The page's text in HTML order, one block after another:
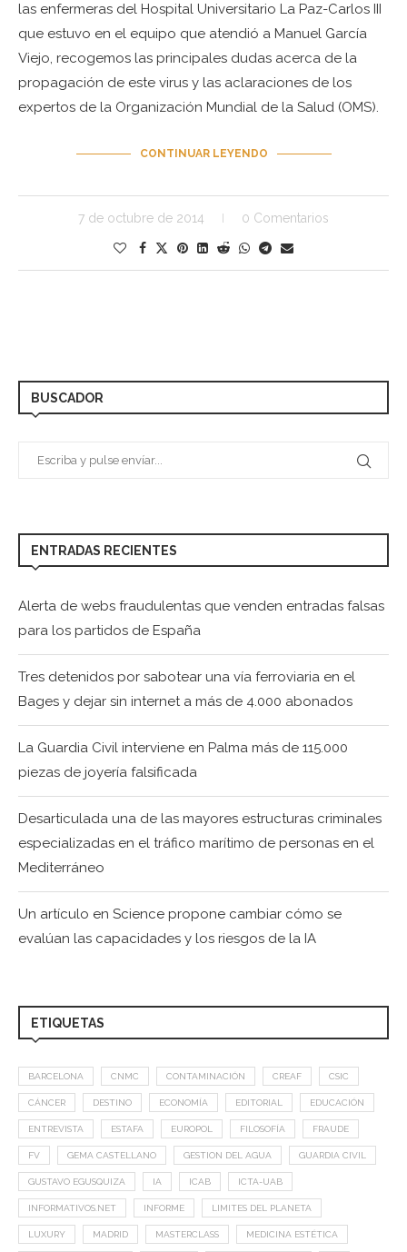
las enfermeras del Hospital Universitario La Paz-Carlos III
que estuvo en el equipo que atendió a Manuel García
Viejo, recogemos las principales dudas acerca de la
propagación de este virus y las aclaraciones de los
expertos de la Organización Mundial de la Salud (OMS).
CONTINUAR LEYENDO
7 de octubre de 2014 0 Comentarios
BUSCADOR
ENTRADAS RECIENTES
Alerta de webs fraudulentas que venden entradas falsas
para los partidos de España
Tres detenidos por sabotear una vía ferroviaria en el
Bages y dejar sin internet a más de 4.000 abonados
La Guardia Civil interviene en Palma más de 115.000
piezas de joyería falsificada
Desarticulada una de las mayores estructuras criminales
especializadas en el tráfico marítimo de personas en el
Mediterráneo
Un artículo en Science propone cambiar cómo se
evalúan las capacidades y los riesgos de la IA
ETIQUETAS
BARCELONA CNMC CONTAMINACIÓN CREAF CSIC
CÁNCER DESTINO ECONOMÍA EDITORIAL EDUCACIÓN
ENTREVISTA ESTAFA EUROPOL FILOSOFÍA FRAUDE
FV GEMA CASTELLANO GESTION DEL AGUA GUARDIA CIVIL
GUSTAVO EGUSQUIZA IA ICAB ICTA-UAB
INFORMATIVOS.NET INFORME LIMITES DEL PLANETA
LUXURY MADRID MASTERCLASS MEDICINA ESTÉTICA